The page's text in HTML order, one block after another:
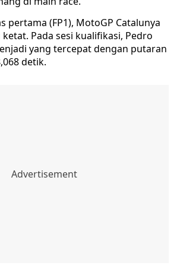
pertama (FP1), MotoGP Catalunya
Pada sesi kualifikasi, Pedro
yang tercepat dengan putaran
detik.